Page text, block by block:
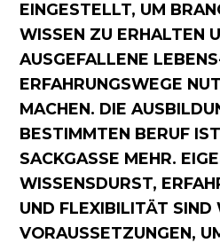
EINGESTELLT, UM
WISSEN ZU ERHALTEN
AUSGEFALLENE
ERFAHRUNGSWEGE
MACHEN. DIE
BESTIMMTEN BERUF
SACKGASSE MEHR.
WISSENSDURST,
UND FLEXIBILITÄT SIND
VORAUSSETZUNGEN,